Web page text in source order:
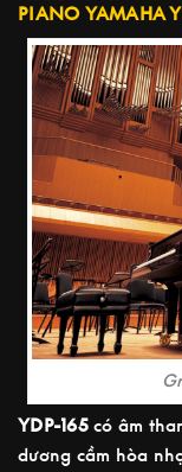
PIANO YAMAHA
YDP-165có âm
dương cầm hòa